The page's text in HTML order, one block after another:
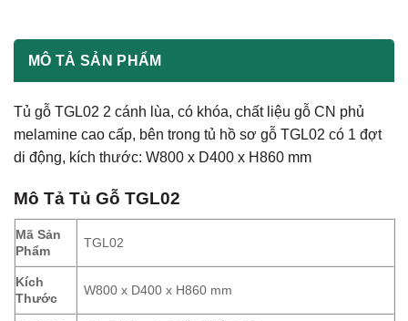
MÔ TẢ SẢN PHẨM
Tủ gỗ TGL02 2 cánh lùa, có khóa, chất liệu gỗ CN phủ
melamine cao cấp, bên trong tủ hồ sơ gỗ TGL02 có 1 đợt
di động, kích thước: W800 x D400 x H860 mm
Mô Tả Tủ Gỗ TGL02
Mã Sản
Phẩm
TGL02
Kích
Thước
W800 x D400 x H860 mm